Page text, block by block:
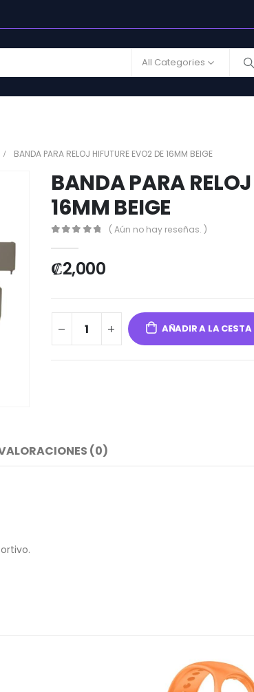
All Categories
BANDA PARA RELOJ HIFUTURE EVO2 DE 16MM BEIGE
BANDA PARA
16MM BEIGE
( Aún no hay reseñas. )
₡2,000
AÑADIR A LA CESTA
(0)